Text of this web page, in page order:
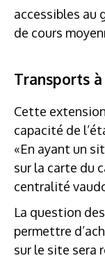
accessibles au
de cours
Transports
Cette
capacité de
«En ayant un
sur la carte du
centralité
La question
permettre
sur le site sera